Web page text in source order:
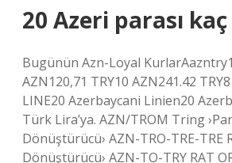
20 Azeri parası kaç
Bugünün Azn-Loyal
AZN120,71 TRY10 AZN241.42
LINE20 Azerbaycani Linien20
Türk Lira’ya. AZN/TROM Tring
Dönüştürücü› AZN-TRO-TRE-TRE
Dönüştürücü› AZN-TO-TRY RAT